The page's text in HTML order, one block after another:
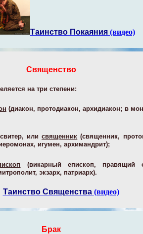
Таинство Покаяния (видео)
Священство
на три степени:
(диакон, протодиакон, архидиакон; в
илисвященник (священник,
игумен, архимандрит);
(викарный епископ, правящий
экзарх, патриарх).
Таинство Священства (видео)
Брак